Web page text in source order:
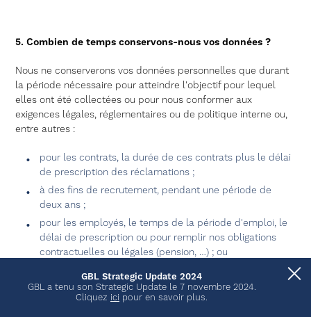
5. Combien de temps conservons-nous vos données ?
Nous ne conserverons vos données personnelles que durant
la période nécessaire pour atteindre l'objectif pour lequel
elles ont été collectées ou pour nous conformer aux
exigences légales, réglementaires ou de politique interne ou,
entre autres :
pour les contrats, la durée de ces contrats plus le délai
de prescription des réclamations ;
à des fins de recrutement, pendant une période de
deux ans ;
pour les employés, le temps de la période d'emploi, le
délai de prescription ou pour remplir nos obligations
contractuelles ou légales (pension, …) ; ou
pour les litiges, dès qu'un règlement est obtenu, qu'une
décision est rendue en dernier ressort ou que la
demande correspondante est prescrite.
GBL Strategic Update 2024
GBL a tenu son Strategic Update le 7 novembre 2024.
Cliquez ici pour en savoir plus.